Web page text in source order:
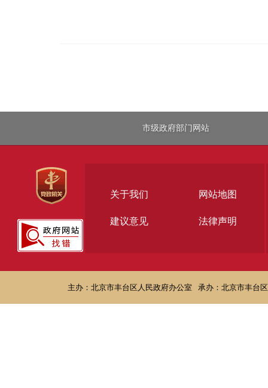
市级政府部门网站
关于我们 网站地图
建议意见 法律声明
主办：北京市丰台区人民政府办公室 承办：北京市丰台